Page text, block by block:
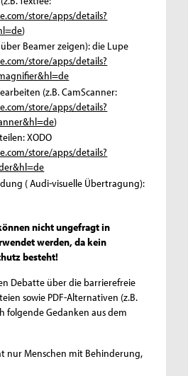
store/apps/details?
)
Beamer zeigen): die Lupe
store/apps/details?
(z.B. CamScanner:
store/apps/details?
)
XODO
store/apps/details?
( Audi-visuelle Übertragung):
nicht ungefragt in
werden, da kein
besteht!
Debatte über die barrierefreie
sowie PDF-Alternativen (z.B.
folgende Gedanken aus dem
nur Menschen mit Behinderung,